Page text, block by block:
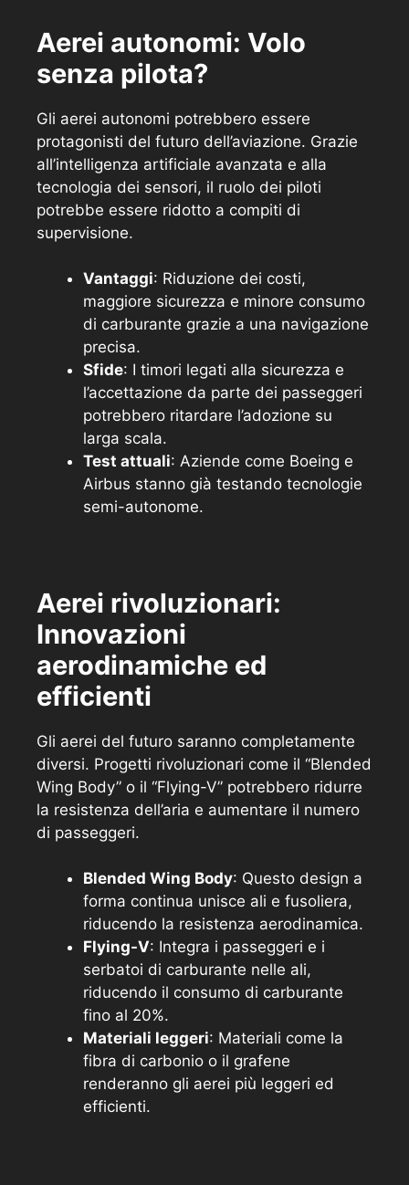
Aerei autonomi: Volo
senza pilota?
Gli aerei autonomi potrebbero essere
protagonisti del futuro dell’aviazione. Grazie
all’intelligenza artificiale avanzata e alla
tecnologia dei sensori, il ruolo dei piloti
potrebbe essere ridotto a compiti di
supervisione.
Vantaggi: Riduzione dei costi,
maggiore sicurezza e minore consumo
di carburante grazie a una navigazione
precisa.
Sfide: I timori legati alla sicurezza e
l’accettazione da parte dei passeggeri
potrebbero ritardare l’adozione su
larga scala.
Test attuali: Aziende come Boeing e
Airbus stanno già testando tecnologie
semi-autonome.
Aerei rivoluzionari:
Innovazioni
aerodinamiche ed
efficienti
Gli aerei del futuro saranno completamente
diversi. Progetti rivoluzionari come il “Blended
Wing Body” o il “Flying-V” potrebbero ridurre
la resistenza dell’aria e aumentare il numero
di passeggeri.
Blended Wing Body: Questo design a
forma continua unisce ali e fusoliera,
riducendo la resistenza aerodinamica.
Flying-V: Integra i passeggeri e i
serbatoi di carburante nelle ali,
riducendo il consumo di carburante
fino al 20%.
Materiali leggeri: Materiali come la
fibra di carbonio o il grafene
renderanno gli aerei più leggeri ed
efficienti.